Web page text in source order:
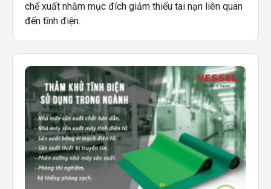
chế xuất nhằm mục đích giảm thiểu tai nạn liên quan
đến tĩnh điện.